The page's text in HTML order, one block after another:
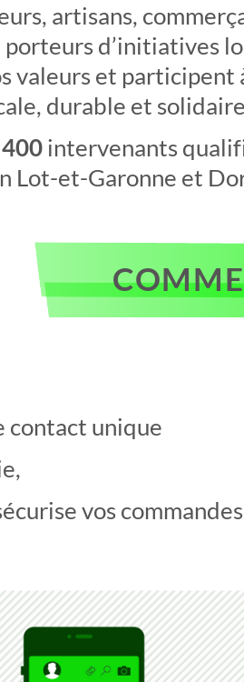
artisans,
porteurs d’initiatives
valeurs et participent
durable et
400 intervenants
Lot-et-Garonne et
contact unique
vos